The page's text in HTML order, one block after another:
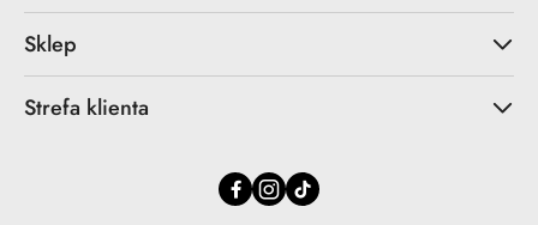
Sklep
Strefa klienta